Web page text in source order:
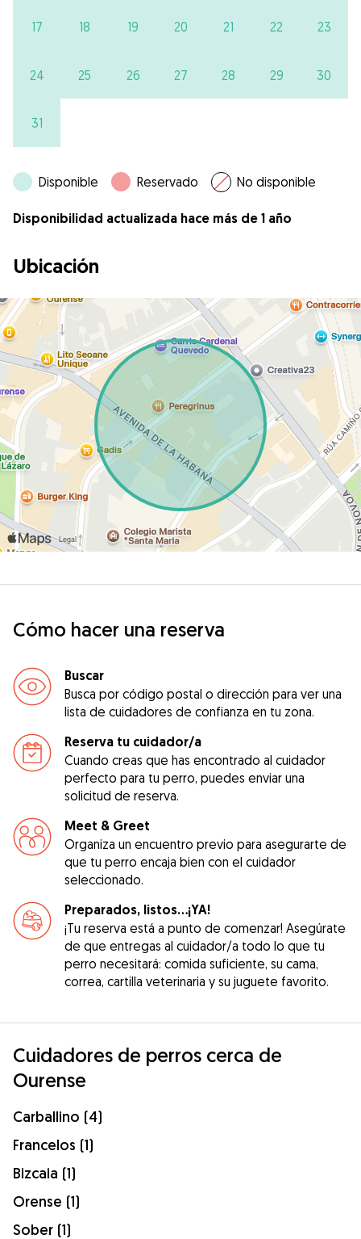
17 18 19 20 21 22 23
24 25 26 27 28 29 30
31
Disponible Reservado No disponible
Disponibilidad actualizada hace más de 1 año
Ubicación
Cómo hacer una reserva
Buscar
Busca por código postal o dirección para ver una
lista de cuidadores de confianza en tu zona.
Reserva tu cuidador/a
Cuando creas que has encontrado al cuidador
perfecto para tu perro, puedes enviar una
solicitud de reserva.
Meet & Greet
Organiza un encuentro previo para asegurarte de
que tu perro encaja bien con el cuidador
seleccionado.
Preparados, listos...¡YA!
¡Tu reserva está a punto de comenzar! Asegúrate
de que entregas al cuidador/a todo lo que tu
perro necesitará: comida suficiente, su cama,
correa, cartilla veterinaria y su juguete favorito.
Cuidadores de perros cerca de
Ourense
Carballino (4)
Francelos (1)
Bizcaia (1)
Orense (1)
Sober (1)